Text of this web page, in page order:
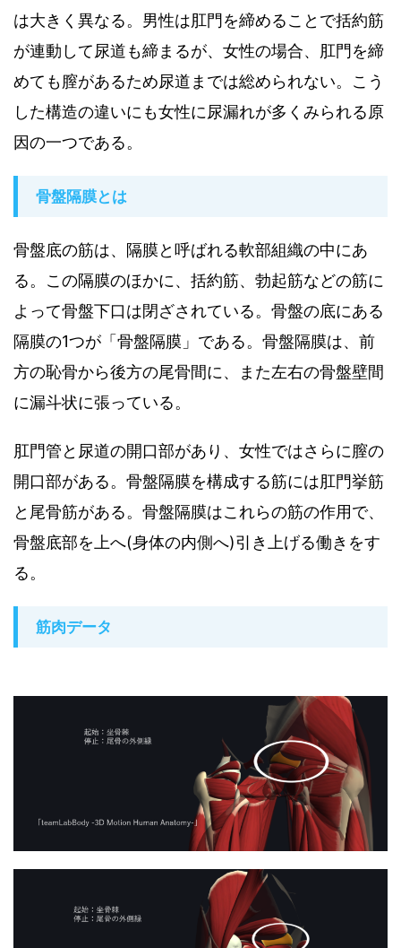
は大きく異なる。男性は肛門を締めることで括約筋
が連動して尿道も締まるが、女性の場合、肛門を締
めても膣があるため尿道までは総められない。こう
した構造の違いにも女性に尿漏れが多くみられる原
因の一つである。
骨盤隔膜とは
骨盤底の筋は、隔膜と呼ばれる軟部組織の中にあ
る。この隔膜のほかに、括約筋、勃起筋などの筋に
よって骨盤下口は閉ざされている。骨盤の底にある
隔膜の1つが「骨盤隔膜」である。骨盤隔膜は、前
方の恥骨から後方の尾骨間に、また左右の骨盤壁間
に漏斗状に張っている。
肛門管と尿道の開口部があり、女性ではさらに膣の
開口部がある。骨盤隔膜を構成する筋には肛門挙筋
と尾骨筋がある。骨盤隔膜はこれらの筋の作用で、
骨盤底部を上へ(身体の内側へ)引き上げる働きをす
る。
筋肉データ